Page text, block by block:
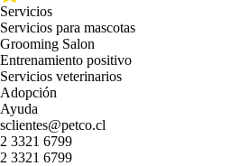
Servicios
Servicios para mascotas
Grooming Salon
Entrenamiento positivo
Servicios veterinarios
Adopción
Ayuda
sclientes@petco.cl
2 3321 6799
2 3321 6799